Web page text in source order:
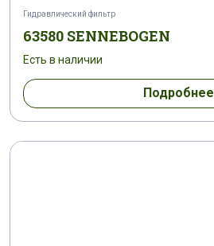
Гидравлический фильтр
63580 SENNEBOGEN
Есть в наличии
Подробнее